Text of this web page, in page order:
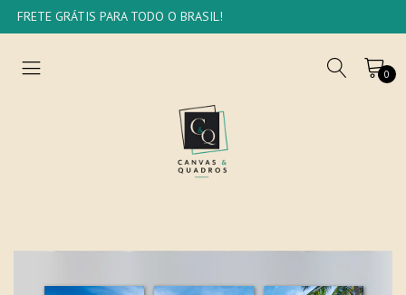
FRETE GRÁTIS PARA TODO O BRASIL!
0